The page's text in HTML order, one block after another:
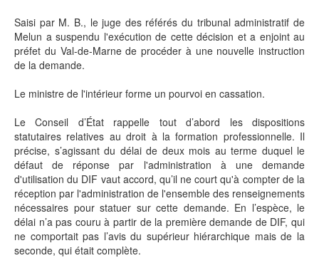
Saisi par M. B., le juge des référés du tribunal administratif de
Melun a suspendu l'exécution de cette décision et a enjoint au
préfet du Val-de-Marne de procéder à une nouvelle instruction
de la demande.
Le ministre de l'intérieur forme un pourvoi en cassation.
Le Conseil d’État rappelle tout d’abord les dispositions
statutaires relatives au droit à la formation professionnelle. Il
précise, s’agissant du délai de deux mois au terme duquel le
défaut de réponse par l'administration à une demande
d'utilisation du DIF vaut accord, qu’il ne court qu'à compter de la
réception par l'administration de l'ensemble des renseignements
nécessaires pour statuer sur cette demande. En l’espèce, le
délai n’a pas couru à partir de la première demande de DIF, qui
ne comportait pas l’avis du supérieur hiérarchique mais de la
seconde, qui était complète.